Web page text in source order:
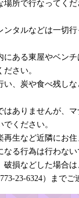
場所で行なってく
ンタルなどは一切
にある東屋やベン
さい。
い、炭や食べ残し
はありませんが、
ください。
再生など近隣にお
る行為は行わない
破損などした場合
23-6324）までご